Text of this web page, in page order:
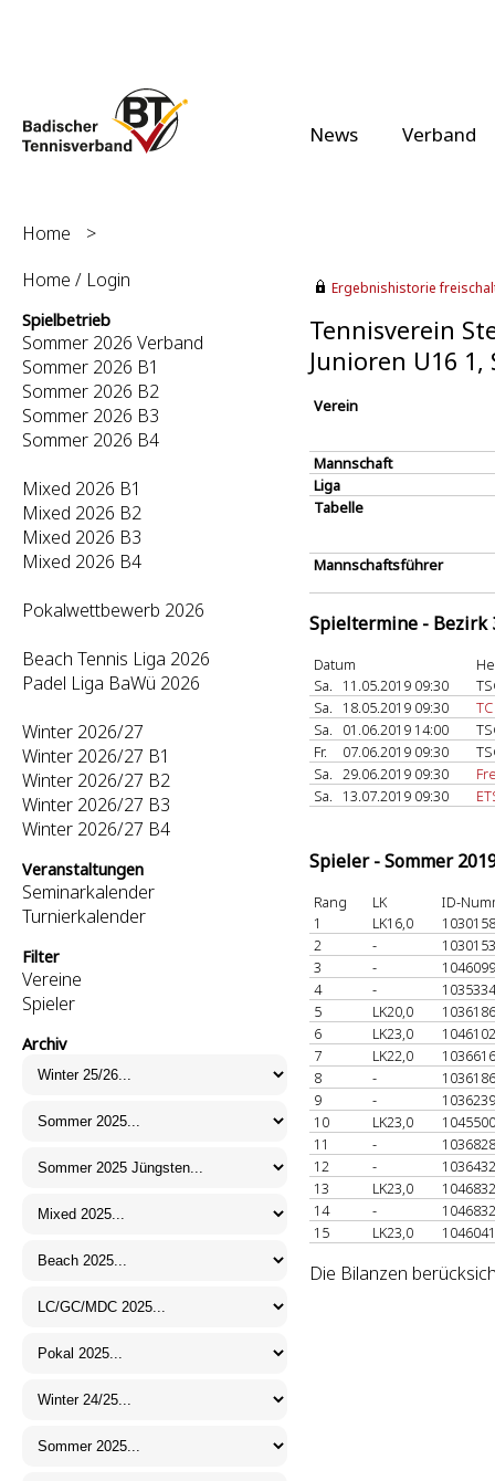
News Verband
Home
>
Home / Login
Spielbetrieb
Sommer 2026 Verband
Sommer 2026 B1
Sommer 2026 B2
Sommer 2026 B3
Sommer 2026 B4
Mixed 2026 B1
Mixed 2026 B2
Mixed 2026 B3
Mixed 2026 B4
Pokalwettbewerb 2026
Beach Tennis Liga 2026
Padel Liga BaWü 2026
Winter 2026/27
Winter 2026/27 B1
Winter 2026/27 B2
Winter 2026/27 B3
Winter 2026/27 B4
Veranstaltungen
Seminarkalender
Turnierkalender
Filter
Vereine
Spieler
Archiv
Ergebnishistorie
Tennisverein
Junioren U16 1,
Verein
Mannschaft
Liga
Tabelle
Mannschaftsführer
Spieltermine - Bezirk
Datum
Sa.
11.05.2019 09:30
Sa.
18.05.2019 09:30
Sa.
01.06.2019 14:00
Fr.
07.06.2019 09:30
Sa. 29.06.2019 09:30
Sa.
13.07.2019 09:30
Spieler - Sommer
Rang LK
ID-
1
LK16,0
2
-
3
-
4
-
5
LK20,0
6
LK23,0
7
LK22,0
8
-
9
-
10
LK23,0
11
-
12
-
13
LK23,0
14
-
15
LK23,0
Die Bilanzen